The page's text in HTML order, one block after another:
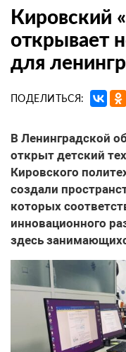
Кировский
открывает
для
ПОДЕЛИТЬСЯ:
В Ленинградской
открыт детский
Кировского
создали
которых
инновационного
здесь